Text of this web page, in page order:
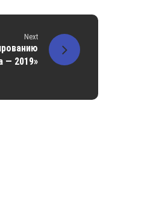
Next
— 2019»